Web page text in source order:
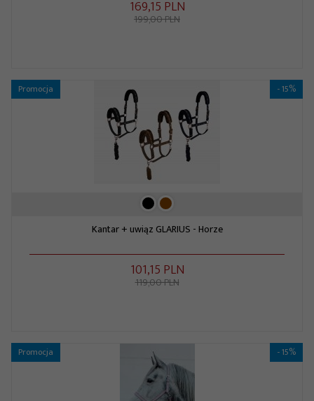
169,15 PLN
199,00 PLN
Promocja - 15%
Kantar + uwiąz GLARIUS - Horze
101,15 PLN
119,00 PLN
Promocja - 15%